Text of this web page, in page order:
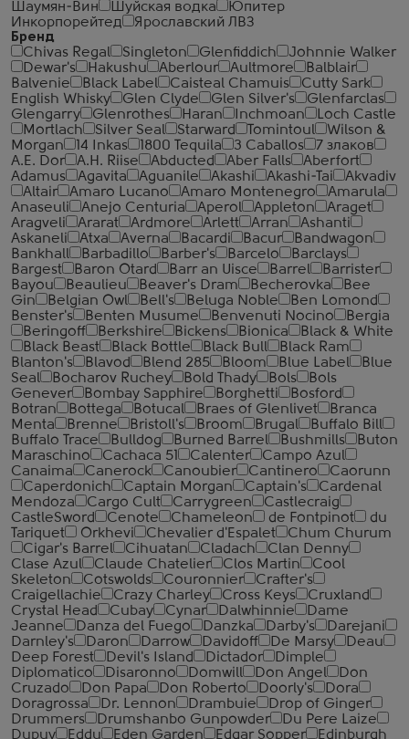
Шаумян-Вин
Шуйская водка
Юпитер
Инкорпорейтед
Ярославский ЛВЗ
Бренд
Chivas Regal
Singleton Glenfiddich
Johnnie Walker
Dewar's
Hakushu Aberlour Aultmore
Balblair
Balvenie
Black Label Caisteal Chamuis
Cutty Sark
English Whisky
Glen Clyde Glen Silver's
Glenfarclas
Glengarry
Glenrothes Haran Inchmoan
Loch Castle
Mortlach
Silver Seal Starward Tomintoul
Wilson &
Morgan
14 Inkas 1800 Tequila 3 Caballos
7 злаков
A.E. Dor
A.H. Riise Abducted Aber Falls
Aberfort
Adamus
Agavita Aguanile Akashi Akashi-Tai
Akvadiv
Altair
Amaro Lucano Amaro Montenegro
Amarula
Anaseuli
Anejo Centuria Aperol Appleton
Araget
Aragveli
Ararat Ardmore Arlett Arran
Ashanti
Askaneli
Atxa Averna Bacardi Bacur
Bandwagon
Bankhall
Barbadillo Barber's Barcelo
Barclays
Bargest
Baron Otard Barr an Uisce Barrel
Barrister
Bayou
Beaulieu Beaver's Dram Becherovka
Bee
Gin
Belgian Owl Bell's Beluga Noble
Ben Lomond
Benster's
Benten Musume Benvenuti Nocino
Bergia
Beringoff
Berkshire Bickens Bionica
Black & White
Black Beast
Black Bottle Black Bull
Black Ram
Blanton's
Blavod Blend 285 Bloom Blue Label
Blue
Seal
Bocharov Ruchey Bold Thady Bols
Bols
Genever
Bombay Sapphire Borghetti
Bosford
Botran
Bottega Botucal Braes of Glenlivet
Branca
Menta
Brenne Bristoll's Broom Brugal
Buffalo Bill
Buffalo Trace
Bulldog Burned Barrel Bushmills
Buton
Maraschino
Cachaca 51 Calenter
Campo Azul
Canaima
Canerock Canoubier Cantinero
Caorunn
Caperdonich
Captain Morgan Captain's
Cardenal
Mendoza
Cargo Cult Carrygreen
Castlecraig
CastleSword
Cenote Chameleon de Fontpinot
du
Tariquet
Orkhevi Chevalier d'Espalet
Chum Churum
Cigar's Barrel
Cihuatan Cladach
Clan Denny
Clase Azul
Claude Chatelier Clos Martin
Cool
Skeleton
Cotswolds Couronnier
Crafter's
Craigellachie
Crazy Charley Cross Keys
Cruxland
Crystal Head
Cubay Cynar Dalwhinnie
Dame
Jeanne
Danza del Fuego Danzka Darby's
Darejani
Darnley's
Daron Darrow Davidoff De Marsy
Deau
Deep Forest
Devil's Island Dictador
Dimple
Diplomatico
Disaronno Domwill Don Angel
Don
Cruzado
Don Papa Don Roberto Doorly's
Dora
Doragrossa
Dr. Lennon Drambuie
Drop of Ginger
Drummers
Drumshanbo Gunpowder
Du Pere Laize
Dupuy
Eddu Eden Garden Edgar Sopper
Edinburgh